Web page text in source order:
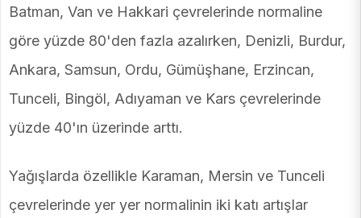
Batman, Van ve Hakkari çevrelerinde normaline
göre yüzde 80'den fazla azalırken, Denizli, Burdur,
Ankara, Samsun, Ordu, Gümüşhane, Erzincan,
Tunceli, Bingöl, Adıyaman ve Kars çevrelerinde
yüzde 40'ın üzerinde arttı.
Yağışlarda özellikle Karaman, Mersin ve Tunceli
çevrelerinde yer yer normalinin iki katı artışlar